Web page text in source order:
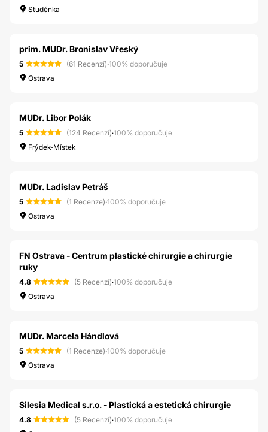
Studénka
prim. MUDr. Bronislav Vřeský
5 (61 Recenzí)·100% doporučuje
Ostrava
MUDr. Libor Polák
5 (124 Recenzí)·100% doporučuje
Frýdek-Místek
MUDr. Ladislav Petráš
5 (1 Recenze)·100% doporučuje
Ostrava
FN Ostrava - Centrum plastické chirurgie a chirurgie
ruky
4.8 (5 Recenzí)·100% doporučuje
Ostrava
MUDr. Marcela Hándlová
5 (1 Recenze)·100% doporučuje
Ostrava
Silesia Medical s.r.o. - Plastická a estetická chirurgie
4.8 (5 Recenzí)·100% doporučuje